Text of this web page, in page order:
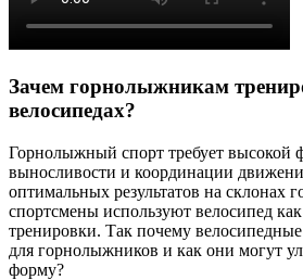
Зачем горнолыжникам
велосипедах?
Горнолыжный спорт требует высокой
выносливости и координации
оптимальных результатов на склонах
спортсмены используют велосипед как
тренировки. Так почему
для горнолыжников и как они могут
форму?